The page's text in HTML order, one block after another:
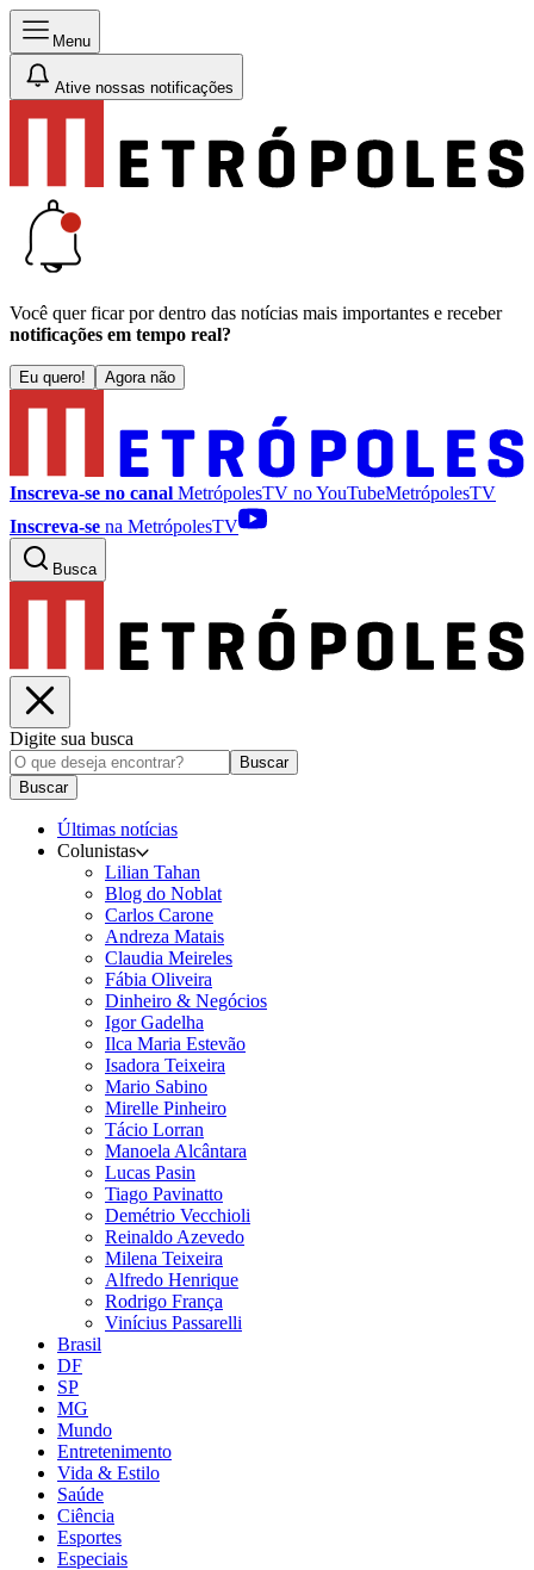
Menu
Ative nossas notificações
Você quer ficar por dentro das notícias mais importantes e receber
notificações em tempo real?
Eu quero! Agora não
Inscreva-se no canal MetrópolesTV noYouTubeMetrópolesTV
Inscreva-se na MetrópolesTV
Busca
Digite sua busca
Buscar
Buscar
Últimas notícias
Colunistas
Lilian Tahan
Blog do Noblat
Carlos Carone
Andreza Matais
Claudia Meireles
Fábia Oliveira
Dinheiro & Negócios
Igor Gadelha
Ilca Maria Estevão
Isadora Teixeira
Mario Sabino
Mirelle Pinheiro
Tácio Lorran
Manoela Alcântara
Lucas Pasin
Tiago Pavinatto
Demétrio Vecchioli
Reinaldo Azevedo
Milena Teixeira
Alfredo Henrique
Rodrigo França
Vinícius Passarelli
Brasil
DF
SP
MG
Mundo
Entretenimento
Vida & Estilo
Saúde
Ciência
Esportes
Especiais